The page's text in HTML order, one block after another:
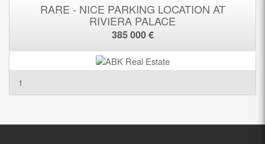
RARE - NICE PARKING LOCATION AT
RIVIERA PALACE
385 000 €
1